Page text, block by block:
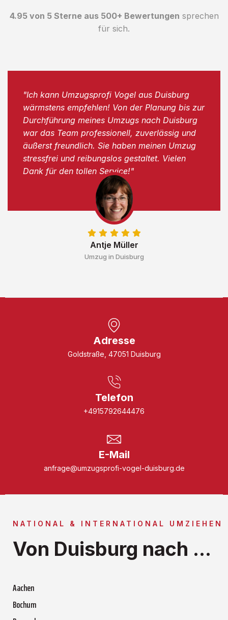
4.95 von 5 Sterne aus 500+ Bewertungen sprechen
für sich.
Antje Müller
Umzug in Duisburg
"Ich kann Umzugsprofi Vogel aus Duisburg
wärmstens empfehlen! Von der Planung bis zur
Durchführung meines Umzugs nach Duisburg
war das Team professionell, zuverlässig und
äußerst freundlich. Sie haben meinen Umzug
stressfrei und reibungslos gestaltet. Vielen
Dank für den tollen Service!"
Adresse
Goldstraße, 47051 Duisburg
Telefon
+4915792644476
E-Mail
anfrage@umzugsprofi-vogel-duisburg.de
NATIONAL & INTERNATIONAL UMZIEHEN
Von Duisburg nach ...
Aachen
Bochum